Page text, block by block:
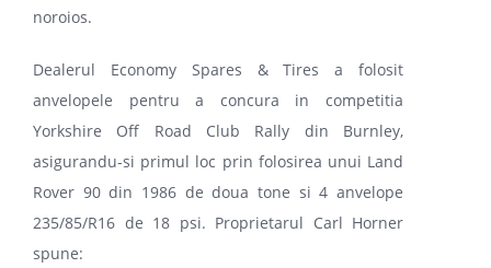
MONITORIZARE
noroios.
Dealerul Economy Spares & Tires a folosit
anvelopele pentru a concura in competitia
Yorkshire Off Road Club Rally din Burnley,
asigurandu-si primul loc prin folosirea unui Land
Rover 90 din 1986 de doua tone si 4 anvelope
235/85/R16 de 18 psi. Proprietarul Carl Horner
spune: